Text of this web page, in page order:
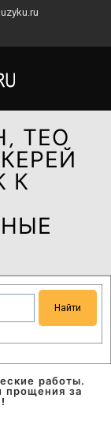
ТЕО
К
работы.
прощения за